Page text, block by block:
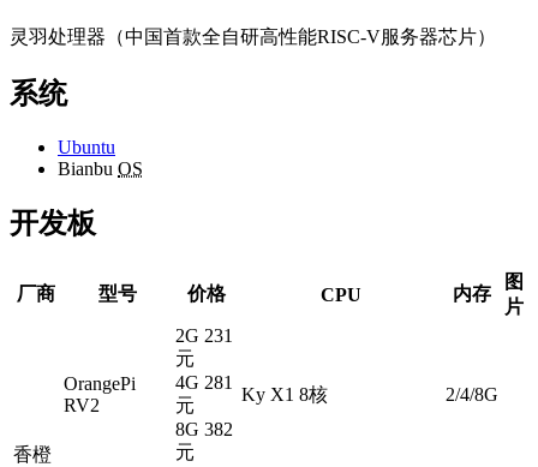
灵羽处理器（中国首款全自研高性能RISC-V服务器芯片）
系统
Ubuntu
Bianbu OS
开发板
厂商 型号 价格 CPU 内存
图
片
香橙
OrangePi
RV2
2G 231
元
4G 281
元
8G 382
元
Ky X1 8核 2/4/8G